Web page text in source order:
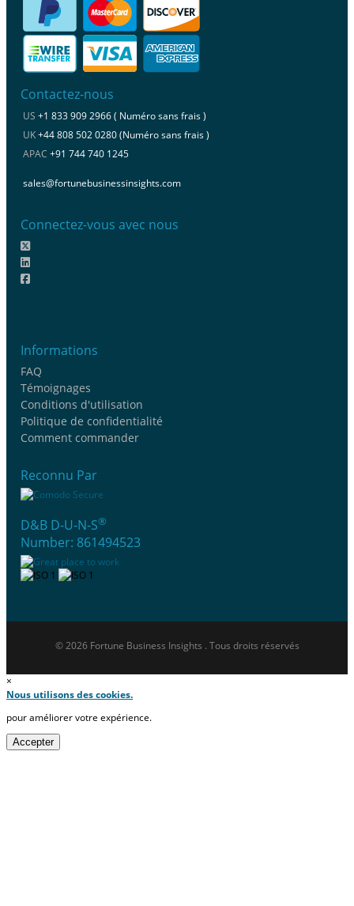
Contactez-nous
US +1 833 909 2966 ( Numéro sans frais )
UK+44 808 502 0280 (Numéro sans frais )
APAC +91 744 740 1245
sales@fortunebusinessinsights.com
Connectez-vous avec nous
Informations
FAQ
Témoignages
Conditions d'utilisation
Politique de confidentialité
Comment commander
Reconnu Par
D&B D-U-N-S®
Number: 861494523
© 2026 Fortune Business Insights . Tous droits réservés
×
Nous utilisons des cookies.
pour améliorer votre expérience.
Accepter